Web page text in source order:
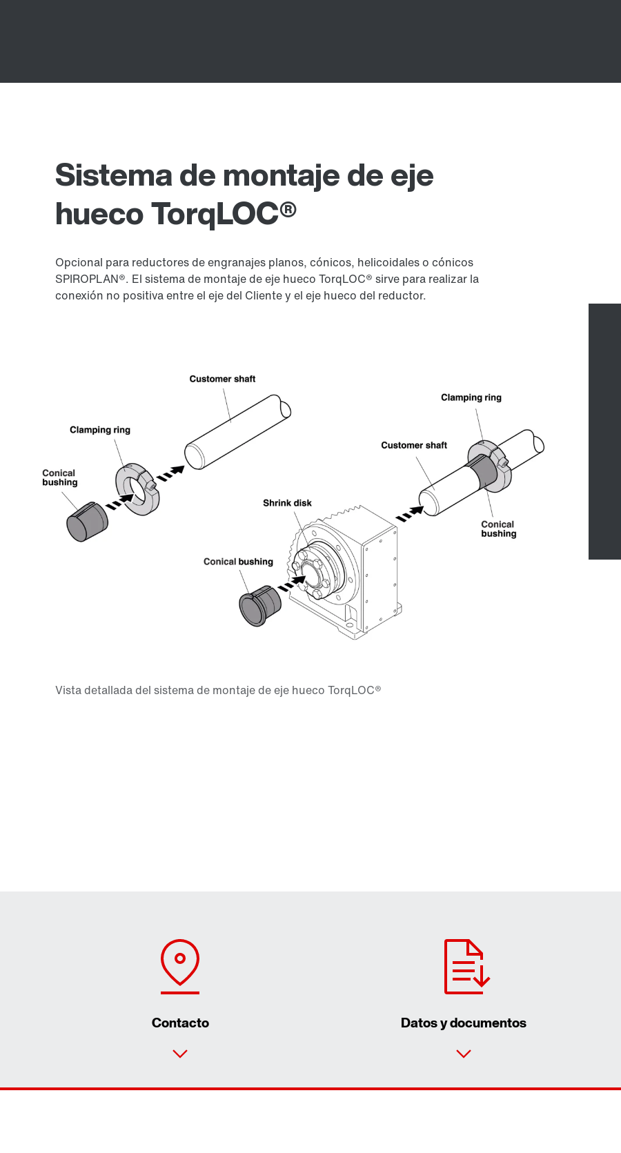
Sistema de montaje de eje
hueco TorqLOC®
Opcional para reductores de engranajes planos, cónicos, helicoidales o cónicos
SPIROPLAN®. El sistema de montaje de eje hueco TorqLOC® sirve para realizar la
conexión no positiva entre el eje del Cliente y el eje hueco del reductor.
Contacto Datos y documentos